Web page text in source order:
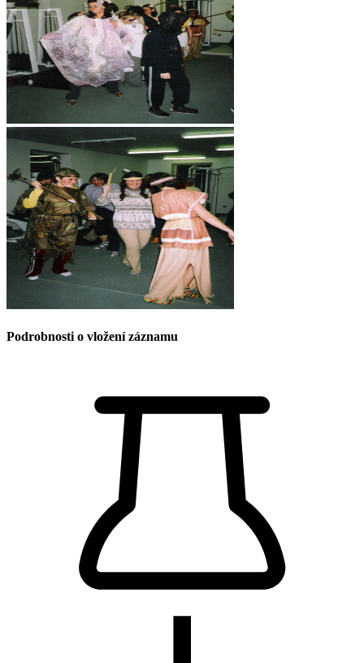
Podrobnosti o vložení záznamu